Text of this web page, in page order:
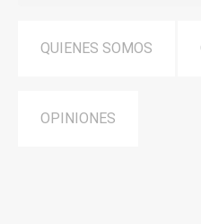
QUIENES SOMOS
OPINIONES